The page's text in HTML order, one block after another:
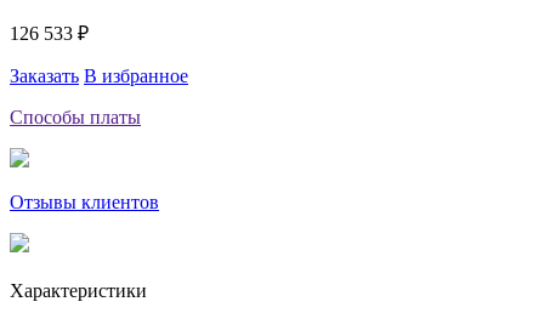
126 533 ₽
Заказать В избранное
Способы платы
Отзывы клиентов
Характеристики